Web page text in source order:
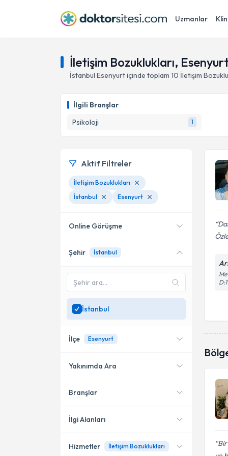
Uzmanlar
İletişim Bozuklukları,
İstanbul Esenyurtiçinde toplam 10 İletişim
İlgili Branşlar
Psikoloji
1
D:1
Bir
Aktif Filtreler
İletişim Bozuklukları
İstanbul
Esenyurt
Online Görüşme
Online danışmanlık sunan
Sadeceİstanbul
uzman ara
Şehir İstanbul
İstanbul
İlçe Esenyurt
Kadıköy
Bakırköy
Yakınımda Ara
Konumuma yakın uzmanları
Branşlar
Psikoloji
İlgi Alanları
Hizmetler İletişim Bozuklukları